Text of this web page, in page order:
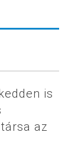
is
az